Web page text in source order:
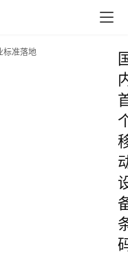
标准落地